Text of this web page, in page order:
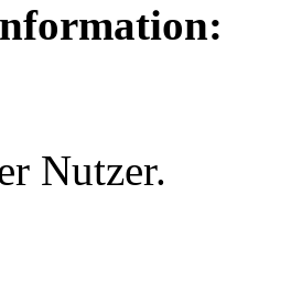
Nutzer.